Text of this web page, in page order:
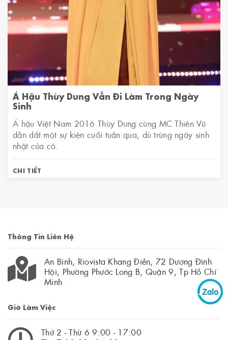
Á Hậu Thùy Dung Vẫn Đi Làm Trong Ngày
Sinh
Á hậu Việt Nam 2016 Thùy Dung cùng MC Thiên Vũ
dẫn dắt một sự kiện cuối tuần qua, dù trùng ngày sinh
nhật của cô.
CHI TIẾT
Thông Tin Liên Hệ
An Bình, Riovista Khang Điền, 72 Dương Đình
Hội, Phường Phước Long B, Quận 9, Tp Hồ Chí
Minh
Giờ Làm Việc
Thứ 2 - Thừ 6 9:00 - 17:00